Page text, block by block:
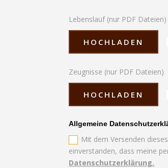
Lebenslauf (nur PDF
HOCHLADEN
Zeugnisse (nur PDF Dateien)
HOCHLADEN
Allgemeine
Mit dem Versenden
einverstanden, dass meine
Datenschutzerklärung.